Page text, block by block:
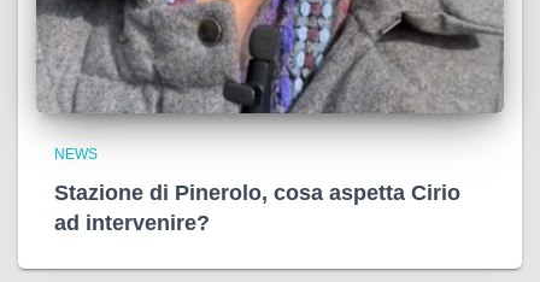
NEWS
Stazione di Pinerolo, cosa aspetta Cirio
ad intervenire?